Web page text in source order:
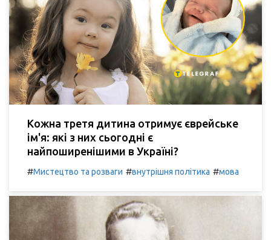
Кожна третя дитина отримує єврейське
ім'я: які з них сьогодні є
найпоширенішими в Україні?
#Мистецтво та розваги #внутрішня політика #мова